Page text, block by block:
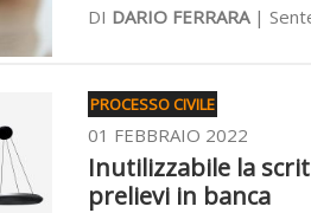
DI DARIO FERRARA|
PROCESSO CIVILE
01 FEBBRAIO 2022
Inutilizzabile la
prelievi in banca